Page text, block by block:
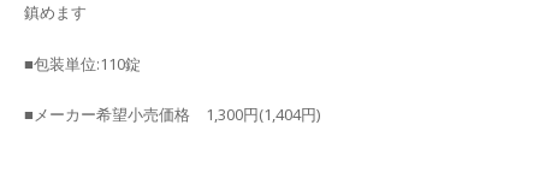
鎮めます
■包装単位:110錠
■メーカー希望小売価格 1,300円(1,404円)